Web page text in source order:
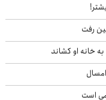
رفت
خانه او کشاند
است